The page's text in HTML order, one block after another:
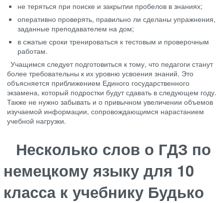
не теряться при поиске и закрытии пробелов в знаниях;
оперативно проверять, правильно ли сделаны упражнения,
заданные преподавателем на дом;
в сжатые сроки тренироваться к тестовым и проверочным
работам.
Учащимся следует подготовиться к тому, что педагоги станут
более требовательны к их уровню усвоения знаний. Это
объясняется приближением Единого государственного
экзамена, который подростки будут сдавать в следующем году.
Также не нужно забывать и о привычном увеличении объемов
изучаемой информации, сопровождающимся нарастанием
учебной нагрузки.
Несколько слов о ГДЗ по
немецкому языку для 10
класса к учебнику Будько